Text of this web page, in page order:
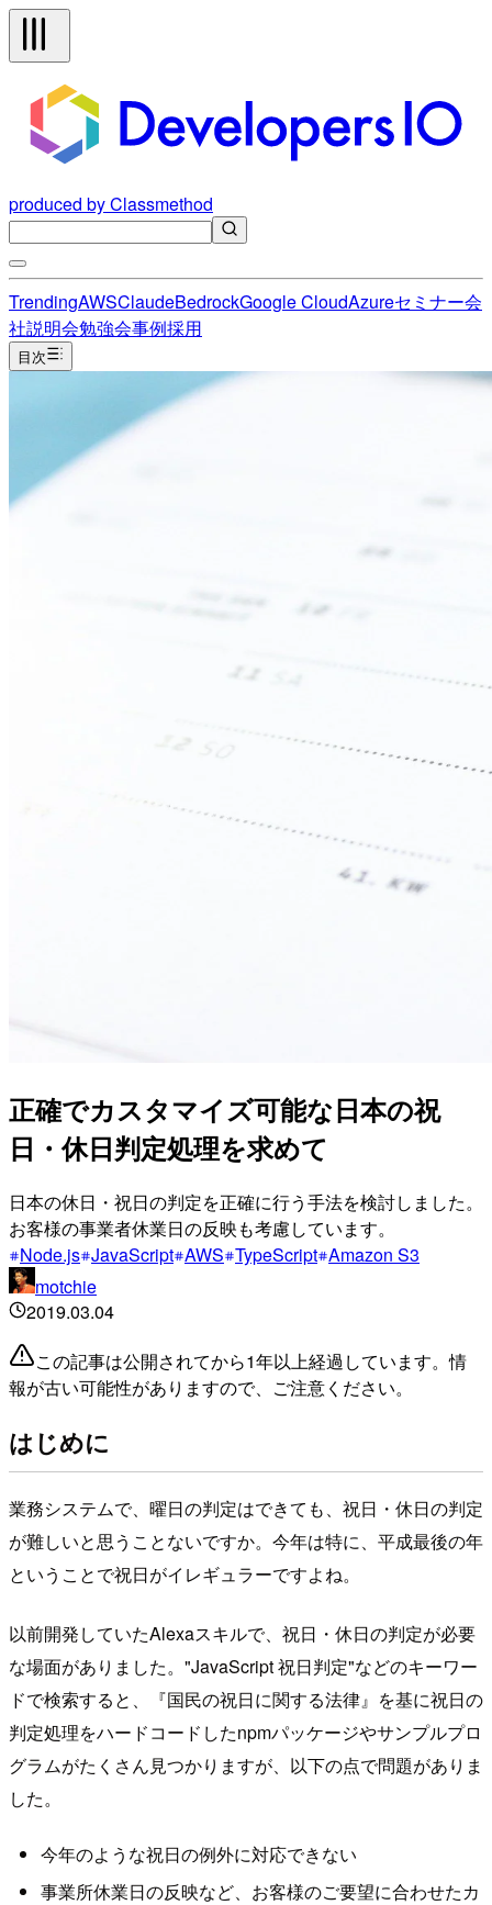
produced by Classmethod
TrendingAWSClaudeBedrockGoogle CloudAzureセミナー会
社説明会勉強会事例採用
目次
正確でカスタマイズ可能な日本の祝
日・休日判定処理を求めて
日本の休日・祝日の判定を正確に行う手法を検討しました。
お客様の事業者休業日の反映も考慮しています。
Node.js JavaScript AWS TypeScript Amazon S3
motchie
2019.03.04
この記事は公開されてから1年以上経過しています。情
報が古い可能性がありますので、ご注意ください。
はじめに
業務システムで、曜日の判定はできても、祝日・休日の判定
が難しいと思うことないですか。今年は特に、平成最後の年
ということで祝日がイレギュラーですよね。
以前開発していたAlexaスキルで、祝日・休日の判定が必要
な場面がありました。"JavaScript 祝日判定"などのキーワー
ドで検索すると、『国民の祝日に関する法律』を基に祝日の
判定処理をハードコードしたnpmパッケージやサンプルプロ
グラムがたくさん見つかりますが、以下の点で問題がありま
した。
今年のような祝日の例外に対応できない
事業所休業日の反映など、お客様のご要望に合わせたカ